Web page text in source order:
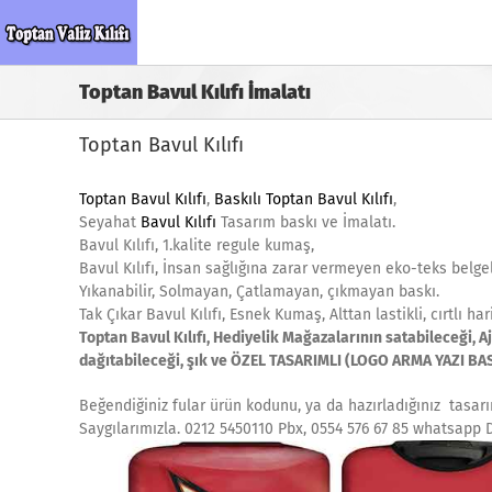
to
Toptan Bavul Kılıfı İmalatı
Toptan Bavul Kılıfı
Toptan Bavul Kılıfı, Baskılı Toptan Bavul Kılıfı,
Seyahat Bavul Kılıfı Tasarım baskı ve İmalatı.
Bavul Kılıfı, 1.kalite regule kumaş,
Bavul Kılıfı, İnsan sağlığına zarar vermeyen eko-teks
Yıkanabilir, Solmayan, Çatlamayan, çıkmayan baskı.
Tak Çıkar Bavul Kılıfı, Esnek Kumaş, Alttan lastikli, cırtlı
Toptan Bavul Kılıfı, Hediyelik Mağazalarının
dağıtabileceği, şık ve ÖZEL TASARIMLI (LOGO ARMA YAZI
Beğendiğiniz fular ürün kodunu, ya da hazırladığınız
Saygılarımızla. 0212 5450110 Pbx, 0554 576 67 85